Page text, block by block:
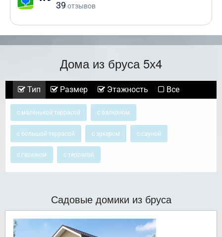
39 отзывов
Дома из бруса 5х4
Тип Размер Этажность Все
с маленькой террасой с балконом
с большой террасой с эркером с сауной
с гаражом с террасой
Садовые домики из бруса